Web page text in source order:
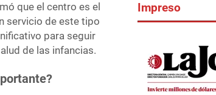
que el centro es el
servicio de este tipo
para seguir
de las infancias.
Impreso